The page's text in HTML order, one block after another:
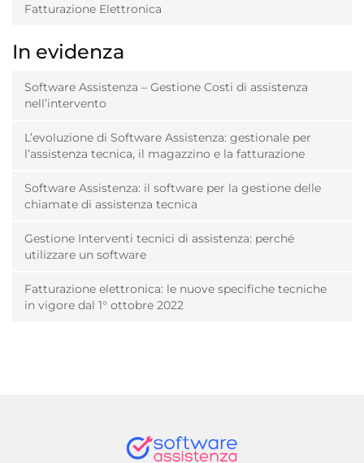
Fatturazione Elettronica
In evidenza
Software Assistenza – Gestione Costi di assistenza
nell’intervento
L’evoluzione di Software Assistenza: gestionale per
l’assistenza tecnica, il magazzino e la fatturazione
Software Assistenza: il software per la gestione delle
chiamate di assistenza tecnica
Gestione Interventi tecnici di assistenza: perché
utilizzare un software
Fatturazione elettronica: le nuove specifiche tecniche
in vigore dal 1° ottobre 2022